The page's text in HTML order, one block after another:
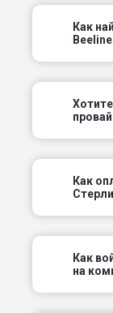
Как
Как
Как
на